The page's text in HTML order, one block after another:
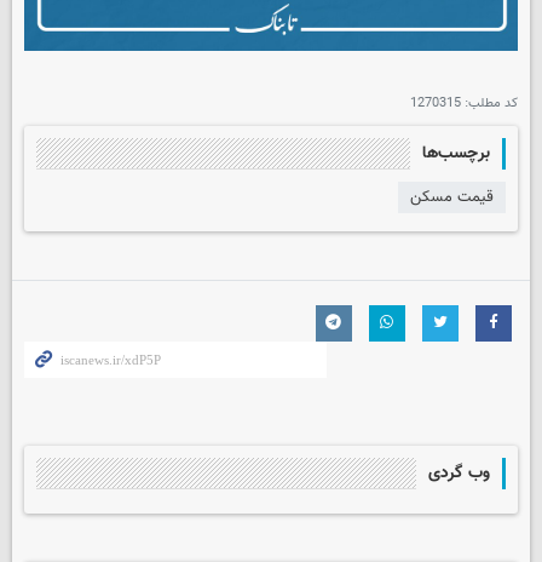
کد مطلب: 1270315
برچسب‌ها
قیمت مسکن
وب گردی